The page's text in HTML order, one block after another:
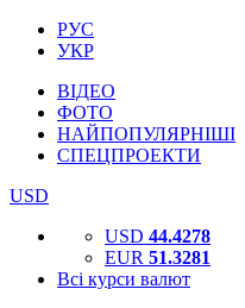
РУС
УКР
ВІДЕО
ФОТО
НАЙПОПУЛЯРНІШІ
СПЕЦПРОЕКТИ
USD
USD 44.4278
EUR 51.3281
Всі курси валют